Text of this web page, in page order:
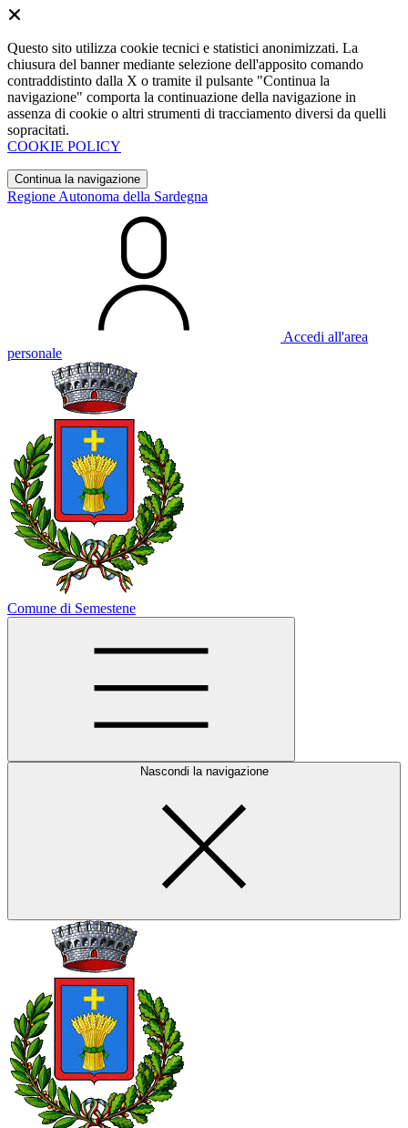
Questo sito utilizza cookie tecnici e statistici anonimizzati. La
chiusura del banner mediante selezione dell'apposito comando
contraddistinto dalla X o tramite il pulsante "Continua la
navigazione" comporta la continuazione della navigazione in
assenza di cookie o altri strumenti di tracciamento diversi da quelli
sopracitati.
COOKIE POLICY
Continua la navigazione
Regione Autonoma della Sardegna
Accedi all'area
personale
Comune di Semestene
Nascondi la navigazione